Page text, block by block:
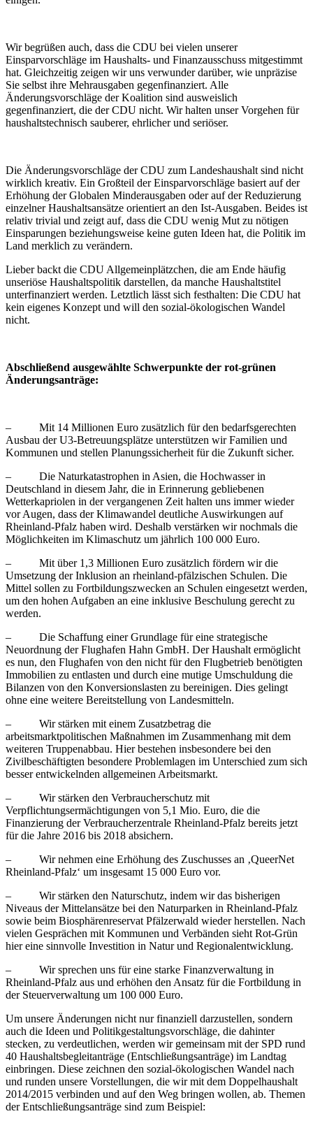
Wir begrüßen auch, dass die CDU bei vielen unserer
Einsparvorschläge im Haushalts- und Finanzausschuss mitgestimmt
hat. Gleichzeitig zeigen wir uns verwunder darüber, wie unpräzise
Sie selbst ihre Mehrausgaben gegenfinanziert. Alle
Änderungsvorschläge der Koalition sind ausweislich
gegenfinanziert, die der CDU nicht. Wir halten unser Vorgehen für
haushaltstechnisch sauberer, ehrlicher und seriöser.
Die Änderungsvorschläge der CDU zum Landeshaushalt sind nicht
wirklich kreativ. Ein Großteil der Einsparvorschläge basiert auf der
Erhöhung der Globalen Minderausgaben oder auf der Reduzierung
einzelner Haushaltsansätze orientiert an den Ist-Ausgaben. Beides ist
relativ trivial und zeigt auf, dass die CDU wenig Mut zu nötigen
Einsparungen beziehungsweise keine guten Ideen hat, die Politik im
Land merklich zu verändern.
Lieber backt die CDU Allgemeinplätzchen, die am Ende häufig
unseriöse Haushaltspolitik darstellen, da manche Haushaltstitel
unterfinanziert werden. Letztlich lässt sich festhalten: Die CDU hat
kein eigenes Konzept und will den sozial-ökologischen Wandel
nicht.
Abschließend ausgewählte Schwerpunkte der rot-grünen
Änderungsanträge:
– Mit 14 Millionen Euro zusätzlich für den bedarfsgerechten
Ausbau der U3-Betreuungsplätze unterstützen wir Familien und
Kommunen und stellen Planungssicherheit für die Zukunft sicher.
– Die Naturkatastrophen in Asien, die Hochwasser in
Deutschland in diesem Jahr, die in Erinnerung gebliebenen
Wetterkapriolen in der vergangenen Zeit halten uns immer wieder
vor Augen, dass der Klimawandel deutliche Auswirkungen auf
Rheinland-Pfalz haben wird. Deshalb verstärken wir nochmals die
Möglichkeiten im Klimaschutz um jährlich 100 000 Euro.
– Mit über 1,3 Millionen Euro zusätzlich fördern wir die
Umsetzung der Inklusion an rheinland-pfälzischen Schulen. Die
Mittel sollen zu Fortbildungszwecken an Schulen eingesetzt werden,
um den hohen Aufgaben an eine inklusive Beschulung gerecht zu
werden.
– Die Schaffung einer Grundlage für eine strategische
Neuordnung der Flughafen Hahn GmbH. Der Haushalt ermöglicht
es nun, den Flughafen von den nicht für den Flugbetrieb benötigten
Immobilien zu entlasten und durch eine mutige Umschuldung die
Bilanzen von den Konversionslasten zu bereinigen. Dies gelingt
ohne eine weitere Bereitstellung von Landesmitteln.
– Wir stärken mit einem Zusatzbetrag die
arbeitsmarktpolitischen Maßnahmen im Zusammenhang mit dem
weiteren Truppenabbau. Hier bestehen insbesondere bei den
Zivilbeschäftigten besondere Problemlagen im Unterschied zum sich
besser entwickelnden allgemeinen Arbeitsmarkt.
– Wir stärken den Verbraucherschutz mit
Verpflichtungsermächtigungen von 5,1 Mio. Euro, die die
Finanzierung der Verbraucherzentrale Rheinland-Pfalz bereits jetzt
für die Jahre 2016 bis 2018 absichern.
– Wir nehmen eine Erhöhung des Zuschusses an ‚QueerNet
Rheinland-Pfalz‘ um insgesamt 15 000 Euro vor.
– Wir stärken den Naturschutz, indem wir das bisherigen
Niveaus der Mittelansätze bei den Naturparken in Rheinland-Pfalz
sowie beim Biosphärenreservat Pfälzerwald wieder herstellen. Nach
vielen Gesprächen mit Kommunen und Verbänden sieht Rot-Grün
hier eine sinnvolle Investition in Natur und Regionalentwicklung.
– Wir sprechen uns für eine starke Finanzverwaltung in
Rheinland-Pfalz aus und erhöhen den Ansatz für die Fortbildung in
der Steuerverwaltung um 100 000 Euro.
Um unsere Änderungen nicht nur finanziell darzustellen, sondern
auch die Ideen und Politikgestaltungsvorschläge, die dahinter
stecken, zu verdeutlichen, werden wir gemeinsam mit der SPD rund
40 Haushaltsbegleitanträge (Entschließungsanträge) im Landtag
einbringen. Diese zeichnen den sozial-ökologischen Wandel nach
und runden unsere Vorstellungen, die wir mit dem Doppelhaushalt
2014/2015 verbinden und auf den Weg bringen wollen, ab. Themen
der Entschließungsanträge sind zum Beispiel: